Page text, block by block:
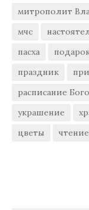
митрополит
мчс
пасха
праздник
расписание
украшение
цветы
чтение